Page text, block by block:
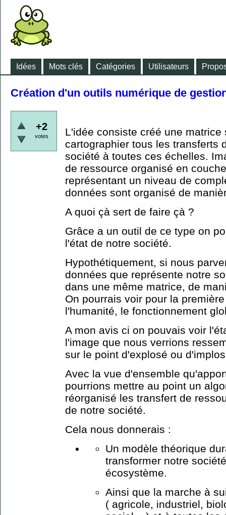
Idées Mots clés Catégories Utilisateurs
Création d'un outils numérique de
+2
votes
L'idée consiste créé une
cartographier tous les transferts
société à toutes ces échelles.
de ressource organisé en
représentant un niveau de
données sont organisé de
A quoi çà sert de faire çà ?
Grâce a un outil de ce type on
l'état de notre société.
Hypothétiquement, si nous
données que représente notre
dans une même matrice, de
On pourrais voir pour la
l'humanité, le fonctionnement
A mon avis ci on pouvais voir
l'image que nous verrions
sur le point d'explosé ou
Avec la vue d'ensemble
pourrions mettre au point un
réorganisé les transfert de
de notre société.
Cela nous donnerais :
Un modèle théorique
transformer notre
écosystème.
Ainsi que la marche à
( agricole, industriel,